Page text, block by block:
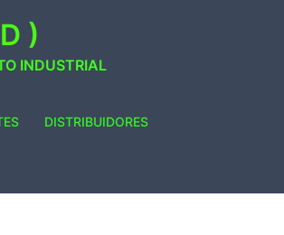
)
INDUSTRIAL
DISTRIBUIDORES